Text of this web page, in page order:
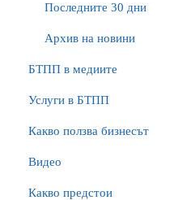
Последните 30 дни
Архив на новини
БTПП в медиите
Услуги в БТПП
Какво ползва бизнесът
Видео
Какво предстои